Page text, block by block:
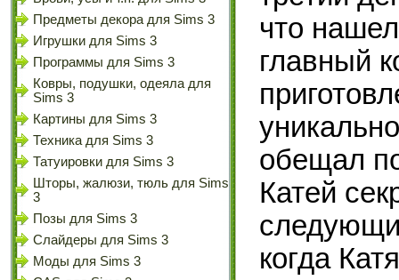
Предметы декора для Sims 3
Игрушки для Sims 3
Программы для Sims 3
Ковры, подушки, одеяла для
Sims 3
Картины для Sims 3
Техника для Sims 3
Татуировки для Sims 3
Шторы, жалюзи, тюль для Sims
3
Позы для Sims 3
Слайдеры для Sims 3
Моды для Sims 3
что
главный
обещал
Катей
когда